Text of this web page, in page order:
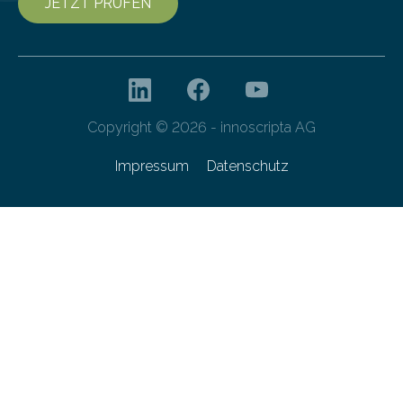
Copyright © 2026 - innoscripta AG
Impressum Datenschutz